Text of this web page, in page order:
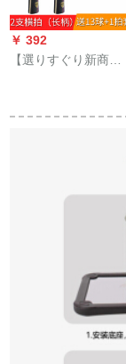
￥ 392
【選りすぐり新商
の横撮り、アマチャ